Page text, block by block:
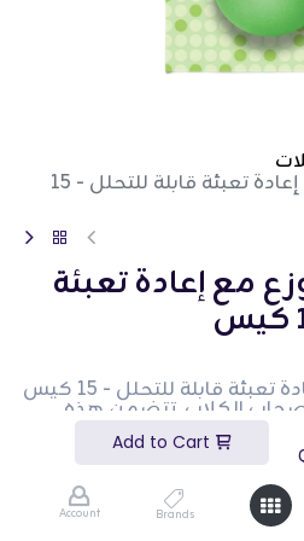
Brands
Account
ليندوكات اريا موزع مع إعادة تعبئة قابلة للتحلل - 15
مع إعادة تعبئة
ليندوكات اريا موزع مع إعادة تعبئة قابلة للتحلل - 15 كيس
الكلاب. تتضمن هذه
و 15 كيس براز قابلة للتحلل، مما يجعل من
مع الحفاظ على البيئة.
هذا المنتج مثالي
عن حل إدارة نفايات مستدام.